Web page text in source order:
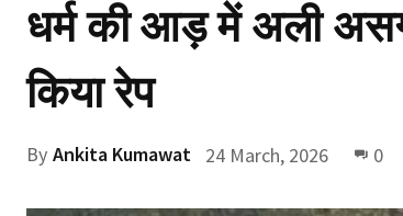
धर्म की आड़ में अली
किया रेप
By Ankita Kumawat 24 March, 2026 0